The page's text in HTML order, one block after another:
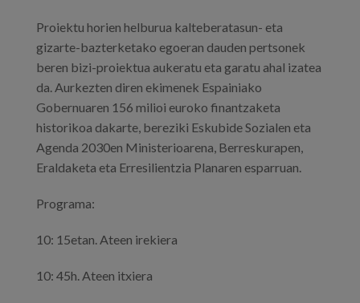
Proiektu horien helburua kalteberatasun- eta
gizarte-bazterketako egoeran dauden pertsonek
beren bizi-proiektua aukeratu eta garatu ahal izatea
da. Aurkezten diren ekimenek Espainiako
Gobernuaren 156 milioi euroko finantzaketa
historikoa dakarte, bereziki Eskubide Sozialen eta
Agenda 2030en Ministerioarena, Berreskurapen,
Eraldaketa eta Erresilientzia Planaren esparruan.
Programa:
10: 15etan. Ateen irekiera
10: 45h. Ateen itxiera